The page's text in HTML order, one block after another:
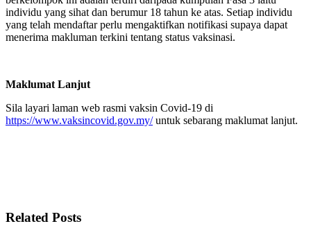
individu yang sihat dan berumur 18 tahun ke atas. Setiap individu
yang telah mendaftar perlu mengaktifkan notifikasi supaya dapat
menerima makluman terkini tentang status vaksinasi.
Maklumat Lanjut
Sila layari laman web rasmi vaksin Covid-19 di
https://www.vaksincovid.gov.my/untuk sebarang maklumat lanjut.
Related Posts